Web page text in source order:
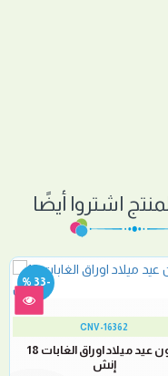
اشتروا أيضًا
-33 %
CNV-16362
بالون عيد ميلاد اوراق الغابات 18
إنش